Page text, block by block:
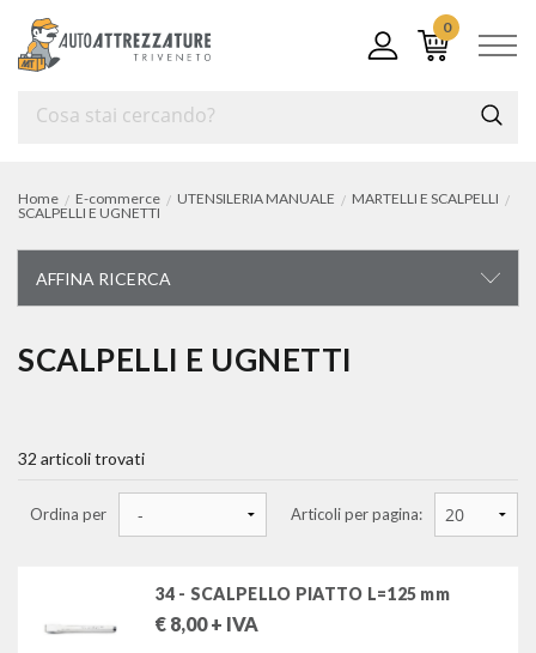
0
Home E-commerce UTENSILERIA MANUALE
MARTELLI E SCALPELLI
SCALPELLI E UGNETTI
AFFINA RICERCA
UTENSILERIA MANUALE
chiavi di manovra
chiavi a bussola e accessori
giraviti, cacciaviti, chiavi maschio
SCALPELLI E UGNETTI
32 articoli trovati
Ordina per Articoli per pagina:
34 - SCALPELLO PIATTO L=125 mm
€ 8,00+ IVA